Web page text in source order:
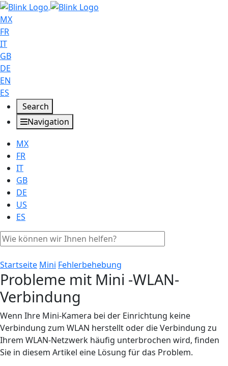
MX
FR
IT
GB
DE
EN
ES
Search
Navigation
MX
FR
IT
GB
DE
US
ES
Startseite Mini Fehlerbehebung
Probleme mit Mini -WLAN-
Verbindung
Wenn Ihre Mini-Kamera bei der Einrichtung keine
Verbindung zum WLAN herstellt oder die Verbindung zu
Ihrem WLAN-Netzwerk häufig unterbrochen wird, finden
Sie in diesem Artikel eine Lösung für das Problem.